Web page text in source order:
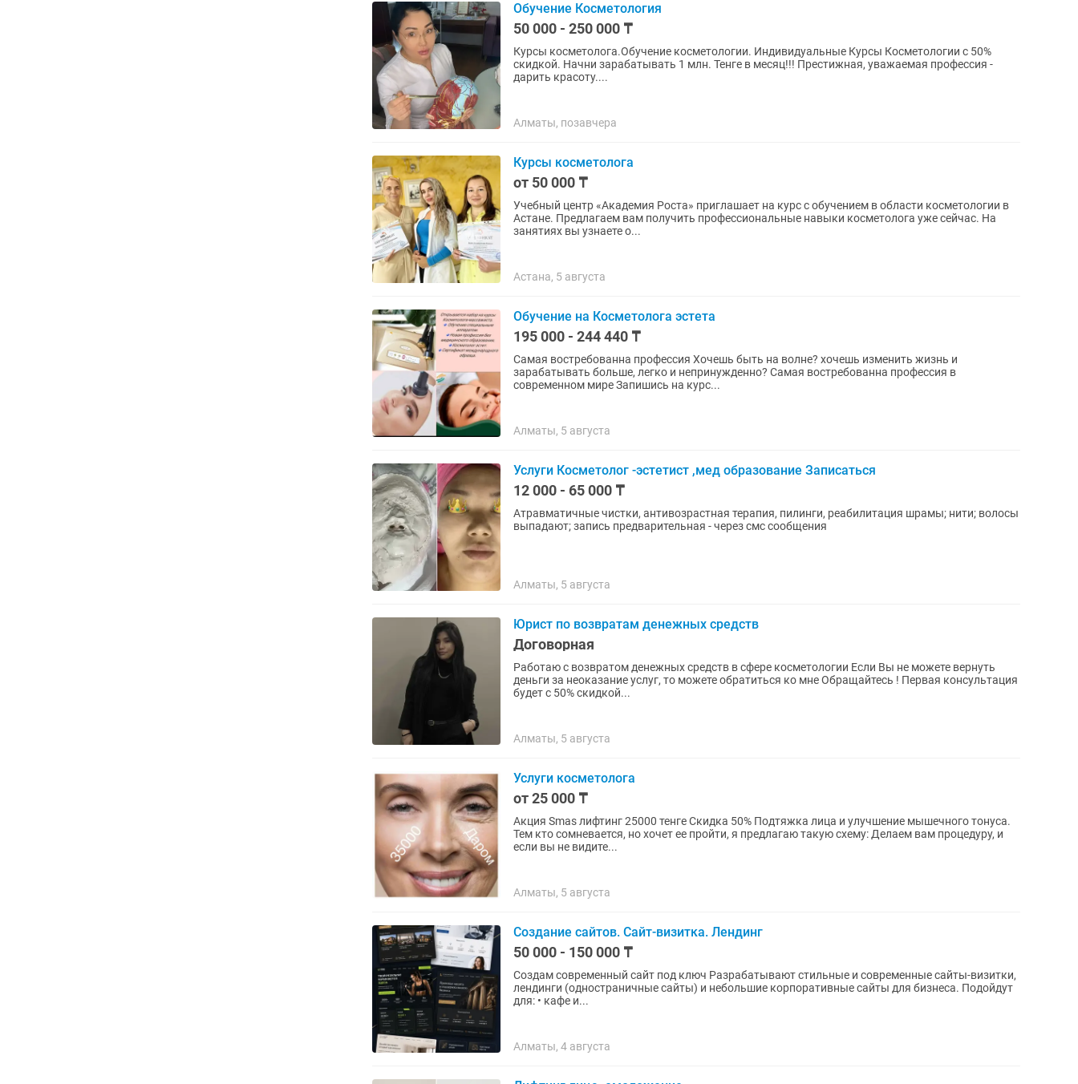
Обучение Косметология
50 000 - 250 000 ₸
Курсы косметолога.Обучение косметологии. Индивидуальные Курсы Косметологии с 50%
скидкой. Начни зарабатывать 1 млн. Тенге в месяц!!! Престижная, уважаемая профессия -
дарить красоту....
Алматы, позавчера
Курсы косметолога
от 50 000 ₸
Учебный центр «Академия Роста» приглашает на курс с обучением в области косметологии в
Астане. Предлагаем вам получить профессиональные навыки косметолога уже сейчас. На
занятиях вы узнаете о...
Астана, 5 августа
Обучение на Косметолога эстета
195 000 - 244 440 ₸
Самая востребованна профессия Хочешь быть на волне? хочешь изменить жизнь и
зарабатывать больше, легко и непринужденно? Самая востребованна профессия в
современном мире Запишись на курс...
Алматы, 5 августа
Услуги Косметолог -эстетист ,мед образование Записаться
12 000 - 65 000 ₸
Атравматичные чистки, антивозрастная терапия, пилинги, реабилитация шрамы; нити; волосы
выпадают; запись предварительная - через смс сообщения
Алматы, 5 августа
Юрист по возвратам денежных средств
Договорная
Работаю с возвратом денежных средств в сфере косметологии Если Вы не можете вернуть
деньги за неоказание услуг, то можете обратиться ко мне Обращайтесь ! Первая консультация
будет с 50% скидкой...
Алматы, 5 августа
Услуги косметолога
от 25 000 ₸
Акция Smas лифтинг 25000 тенге Скидка 50% Подтяжка лица и улучшение мышечного тонуса.
Тем кто сомневается, но хочет ее пройти, я предлагаю такую схему: Делаем вам процедуру, и
если вы не видите...
Алматы, 5 августа
Создание сайтов. Сайт-визитка. Лендинг
50 000 - 150 000 ₸
Создам современный сайт под ключ Разрабатывают стильные и современные сайты-визитки,
лендинги (одностраничные сайты) и небольшие корпоративные сайты для бизнеса. Подойдут
для: • кафе и...
Алматы, 4 августа